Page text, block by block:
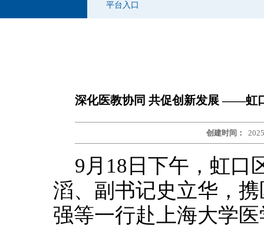
平台入口
深化医教协同 共促创新发展 ——虹
创建时间：
9月18日下午，虹口
滔、副书记史立华，
强等一行赴上海大学